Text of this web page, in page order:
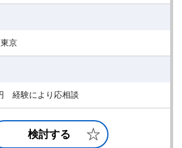
京
経験により応相談
検討する